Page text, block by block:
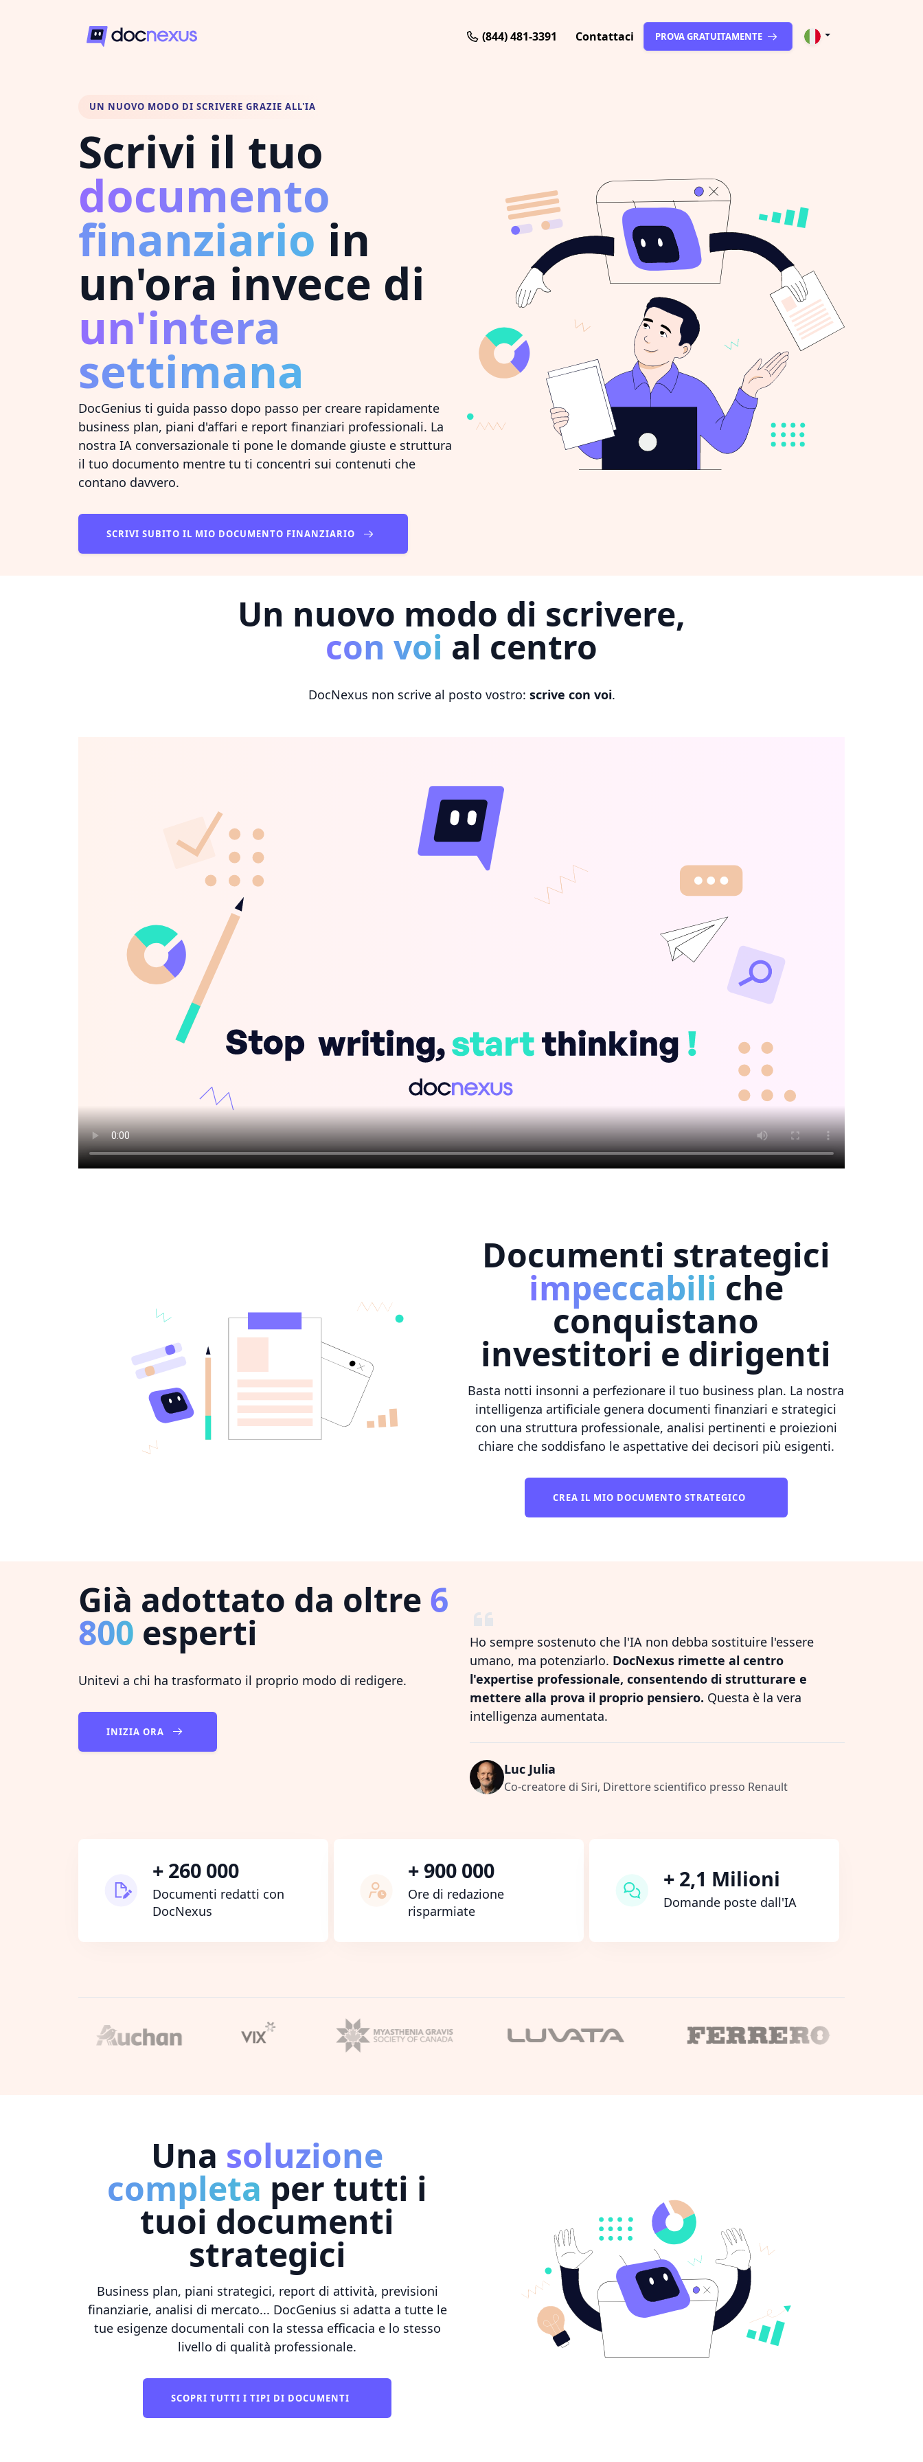
(844) 481-3391 Contattaci PROVA GRATUITAMENTE
UN NUOVO MODO DI SCRIVERE GRAZIE ALL'IA
Scrivi il tuo
documento
finanziario in
un'ora invece di
un'intera
settimana
DocGenius ti guida passo dopo passo per creare rapidamente
business plan, piani d'affari e report finanziari professionali. La
nostra IA conversazionale ti pone le domande giuste e struttura
il tuo documento mentre tu ti concentri sui contenuti che
contano davvero.
SCRIVI SUBITO IL MIO DOCUMENTO FINANZIARIO
Un nuovo modo di scrivere,
con voi al centro
DocNexus non scrive al posto vostro: scrive con voi.
Documenti strategici
impeccabili che
conquistano
investitori e dirigenti
Basta notti insonni a perfezionare il tuo business plan. La nostra
intelligenza artificiale genera documenti finanziari e strategici
con una struttura professionale, analisi pertinenti e proiezioni
chiare che soddisfano le aspettative dei decisori più esigenti.
CREA IL MIO DOCUMENTO STRATEGICO
Già adottato da oltre 6
800 esperti
Unitevi a chi ha trasformato il proprio modo di redigere.
INIZIA ORA
Ho sempre sostenuto che l'IA non debba sostituire l'essere
umano, ma potenziarlo. DocNexus rimette al centro
l'expertise professionale, consentendo di strutturare e
mettere alla prova il proprio pensiero. Questa è la vera
intelligenza aumentata.
Luc Julia
Co-creatore di Siri, Direttore scientifico presso Renault
+ 260 000
Documenti redatti con
DocNexus
+ 900 000
Ore di redazione
risparmiate
+ 2,1 Milioni
Domande poste dall'IA
Una soluzione
completa per tutti i
tuoi documenti
strategici
Business plan, piani strategici, report di attività, previsioni
finanziarie, analisi di mercato... DocGenius si adatta a tutte le
tue esigenze documentali con la stessa efficacia e lo stesso
livello di qualità professionale.
SCOPRI TUTTI I TIPI DI DOCUMENTI